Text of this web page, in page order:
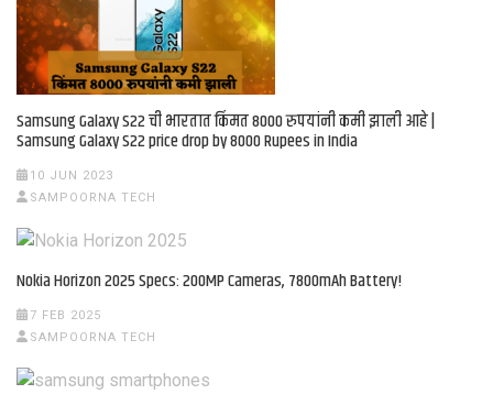
Samsung Galaxy S22 ची भारतात किंमत 8000 रुपयांनी कमी झाली आहे |
Samsung Galaxy S22 price drop by 8000 Rupees in India
10 JUN 2023
SAMPOORNA TECH
Nokia Horizon 2025 Specs: 200MP Cameras, 7800mAh Battery!
7 FEB 2025
SAMPOORNA TECH